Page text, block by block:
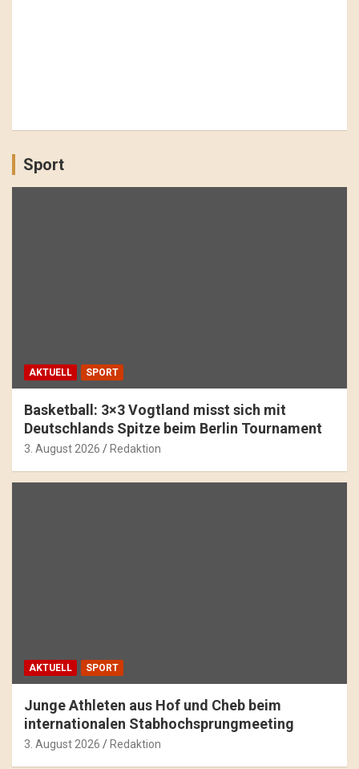
Sport
AKTUELL SPORT
Basketball: 3×3 Vogtland misst sich mit
Deutschlands Spitze beim Berlin Tournament
3. August 2026 Redaktion
AKTUELL SPORT
Junge Athleten aus Hof und Cheb beim
internationalen Stabhochsprungmeeting
3. August 2026 Redaktion